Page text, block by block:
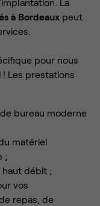
La
à Bordeaux peut
pour nous
Les prestations
bureau moderne
matériel
;
haut débit ;
vos
repas, de